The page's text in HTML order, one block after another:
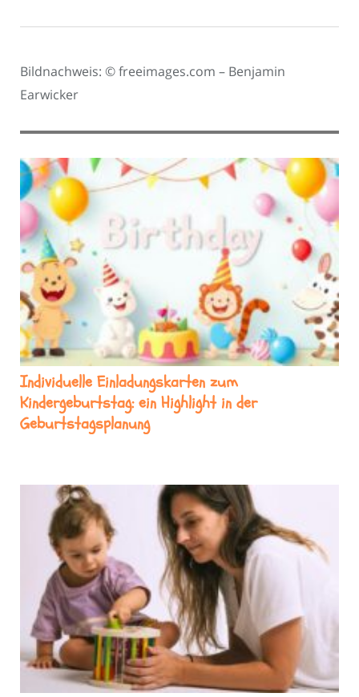
Bildnachweis: © freeimages.com – Benjamin
Earwicker
Individuelle Einladungskarten zum
Kindergeburtstag: ein Highlight in der
Geburtstagsplanung